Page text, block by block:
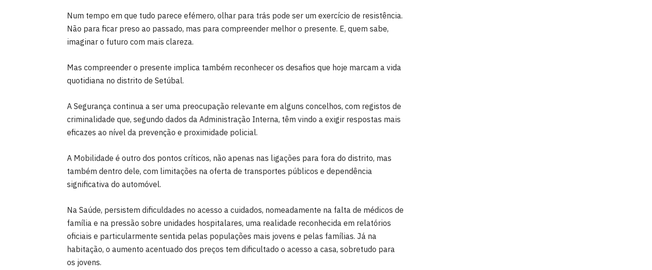
Num tempo em que tudo parece efémero, olhar para trás pode ser um exercício de resistência.
Não para ficar preso ao passado, mas para compreender melhor o presente. E, quem sabe,
imaginar o futuro com mais clareza.
Mas compreender o presente implica também reconhecer os desafios que hoje marcam a vida
quotidiana no distrito de Setúbal.
A Segurança continua a ser uma preocupação relevante em alguns concelhos, com registos de
criminalidade que, segundo dados da Administração Interna, têm vindo a exigir respostas mais
eficazes ao nível da prevenção e proximidade policial.
A Mobilidade é outro dos pontos críticos, não apenas nas ligações para fora do distrito, mas
também dentro dele, com limitações na oferta de transportes públicos e dependência
significativa do automóvel.
Na Saúde, persistem dificuldades no acesso a cuidados, nomeadamente na falta de médicos de
família e na pressão sobre unidades hospitalares, uma realidade reconhecida em relatórios
oficiais e particularmente sentida pelas populações mais jovens e pelas famílias. Já na
habitação, o aumento acentuado dos preços tem dificultado o acesso a casa, sobretudo para
os jovens.